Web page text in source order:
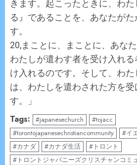
きます。起こったときに、わ
る』であることを、あなたが
す。
20,まことに、まことに、あな
わたしが遣わす者を受け入れ
け入れるのです。そして、わ
は、わたしを遣わされた方を
す。」
Tags: #japanesechurch
#tojacc
#torontojapanesechristiancommunity
#イ
#カナダ
#カナダ生活
#トロント
#トロントジャパニーズクリスチャンコミ